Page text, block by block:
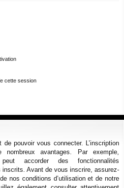
cette session
pouvoir vous connecter. L’inscription
avantages. Par exemple,
accorder des fonctionnalités
Avant de vous inscrire, assurez-
nos conditions d’utilisation et de notre